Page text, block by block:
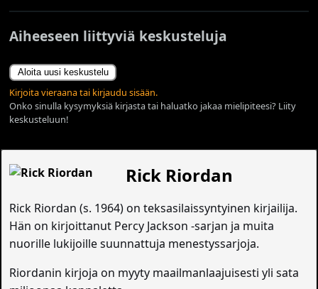
Aiheeseen liittyviä keskusteluja
Aloita uusi keskustelu
Kirjoita vieraana tai kirjaudu sisään.
Onko sinulla kysymyksiä kirjasta tai haluatko jakaa mielipiteesi? Liity
keskusteluun!
Rick Riordan
Rick Riordan (s. 1964) on teksasilaissyntyinen kirjailija.
Hän on kirjoittanut Percy Jackson -sarjan ja muita
nuorille lukijoille suunnattuja menestyssarjoja.
Riordanin kirjoja on myyty maailmanlaajuisesti yli sata